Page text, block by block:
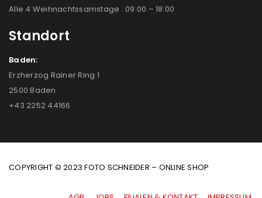
Alle 4 Weihnachtssamstage : 09:00 – 18:00
Standort
Baden:
Erzherzog Rainer Ring 1
2500 Baden
+43 2252 44166
COPYRIGHT © 2023 FOTO SCHNEIDER – ONLINE SHOP